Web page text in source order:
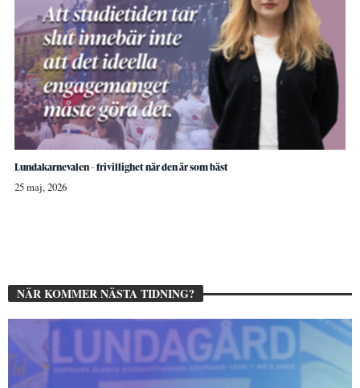
Lundakarnevalen – frivillighet när den är som bäst
25 maj, 2026
NÄR KOMMER NÄSTA TIDNING?